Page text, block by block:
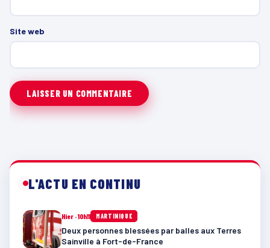
Site web
L'ACTU EN CONTINU
Hier · 10h11 MARTINIQUE
Deux personnes blessées par balles aux Terres
Sainville à Fort-de-France